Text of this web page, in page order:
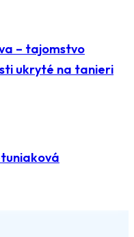
– tajomstvo
ukryté na tanieri
tuniaková